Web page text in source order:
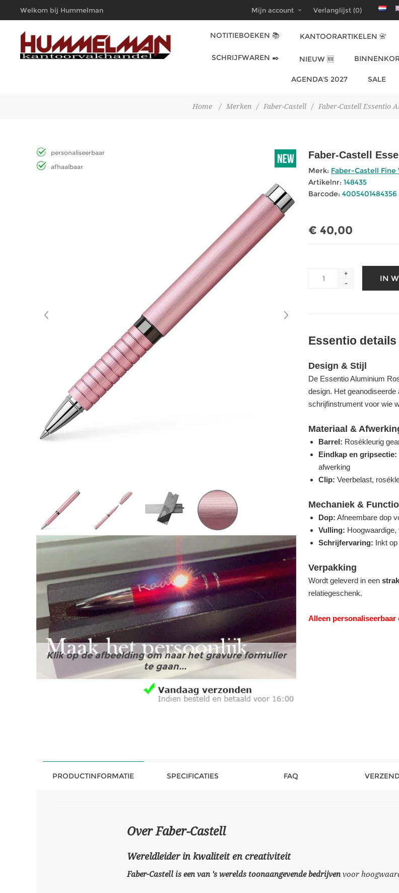
Welkom bij Hummelman
Kantoorvakhandel
Mijn account Verlanglijst (0)
NOTITIEBOEKEN 📚 KANTOORARTIKELEN 📇
SCHRIJFWAREN ✒️ NIEUW 🆕
AGENDA'S 2027 SALE
Home / Merken / Faber-Castell / Faber-Castell Essentio
personaliseerbaar
afhaalbaar
Klik op de afbeelding om naar het gravure formulier
te gaan...
Faber-Castell
Merk: Faber-Castell
Artikelnr: 148435
Barcode: 4005401484356
€ 40,00
+
-
Essentio details
Design & Stijl
De Essentio Aluminium
design. Het
schrijfinstrument voor wie
Materiaal &
Barrel: Rosékleurig
Eindkap en gripsectie:
afwerking
Clip: Veerbelast,
Mechaniek &
Dop: Afneembare dop
Vulling:
Schrijfervaring: Inkt
Verpakking
Wordt geleverd in een
relatiegeschenk.
Alleen personaliseerbaar
PRODUCTINFORMATIE SPECIFICATIES FAQ
Over Faber-Castell
Wereldleider in kwaliteit en creativiteit
Faber-Castell is een van 's werelds toonaangevende bedrijvenvoor